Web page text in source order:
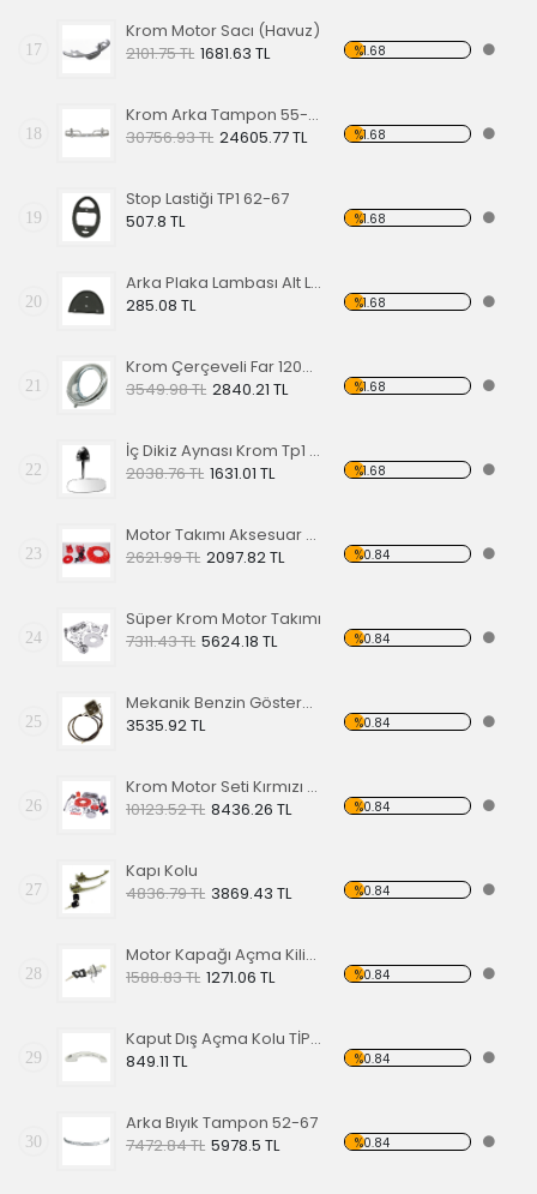
17
Krom Motor Sacı (Havuz)
2101.75 TL 1681.63 TL %1.68
18
Krom Arka Tampon 55-67 Model,Borulu Tip
30756.93 TL 24605.77 TL %1.68
19
Stop Lastiği TP1 62-67
507.8 TL
%1.68
20
Arka Plaka Lambası Alt Lastiği 1200
285.08 TL
%1.68
21
Krom Çerçeveli Far 1200 60-67
3549.98 TL 2840.21 TL %1.68
22
İç Dikiz Aynası Krom Tp1 58-64
2038.76 TL 1631.01 TL %1.68
23
Motor Takımı Aksesuar Kiti Kırmızı
2621.99 TL 2097.82 TL %0.84
24
Süper Krom Motor Takımı
7311.43 TL 5624.18 TL %0.84
25
Mekanik Benzin Göstergesi 1962-1967 Model OE 113919029
3535.92 TL
%0.84
26
Krom Motor Seti Kırmızı Süper Delüks
10123.52 TL 8436.26 TL %0.84
27
Kapı Kolu
4836.79 TL 3869.43 TL %0.84
28
Motor Kapağı Açma Kilidi 67-71
1588.83 TL 1271.06 TL %0.84
29
Kaput Dış Açma Kolu TİP 1 68-79
849.11 TL
%0.84
30
Arka Bıyık Tampon 52-67
7472.84 TL 5978.5 TL %0.84